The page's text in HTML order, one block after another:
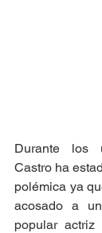
Durante los
Castro ha
polémica ya
acosado a
popular